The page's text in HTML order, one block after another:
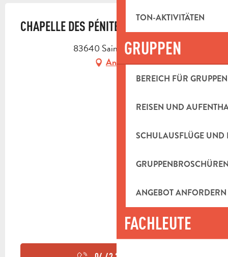
TON-AKTIVITÄTEN
GRUPPEN
BEREICH FÜR GRUPPEN
REISEN UND
SCHULAUSFLÜGE UND
ANGEBOT ANFORDERN
FACHLEUTE
CHAPELLE DES PÉNITENTS
83640 Saint-Zacharie
Anfahrt